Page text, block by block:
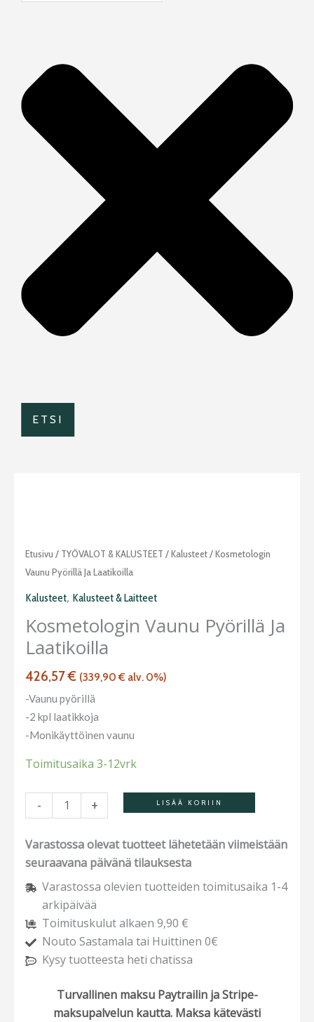
Etusivu / TYÖVALOT & KALUSTEET /Kalusteet/ Kosmetologin
Vaunu Pyörillä Ja Laatikoilla
Kalusteet, Kalusteet & Laitteet
Kosmetologin Vaunu Pyörillä Ja
Laatikoilla
426,57€ (339,90€ alv. 0%)
-Vaunu pyörillä
-2 kpl laatikkoja
-Monikäyttöinen vaunu
Toimitusaika 3-12vrk
-
Kosmetologin
vaunu
pyörillä
laatikoilla
määrä
+ LISÄÄ KORIIN
Varastossa olevat tuotteet lähetetään viimeistään
seuraavana päivänä tilauksesta
Varastossa olevien tuotteiden toimitusaika 1-4
arkipäivää
Toimituskulut alkaen 9,90 €
Nouto Sastamala tai Huittinen 0€
Kysy tuotteesta heti chatissa
Turvallinen maksu Paytrailin ja Stripe-
maksupalvelun kautta. Maksa kätevästi
ETSI